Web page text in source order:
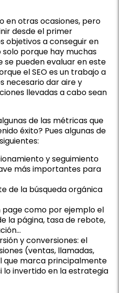
en otras ocasiones, pero
desde el primer
objetivos a conseguir en
solo porque hay muchas
pueden evaluar en este
el SEO es un trabajo a
necesario dar aire y
llevadas a cabo sean
de las métricas que
éxito? Pues algunas de
y seguimiento
más importantes para
de la búsqueda orgánica
page como por ejemplo el
la página, tasa de rebote,
y conversiones: el
(ventas, llamadas,
que marca principalmente
lo invertido en la estrategia